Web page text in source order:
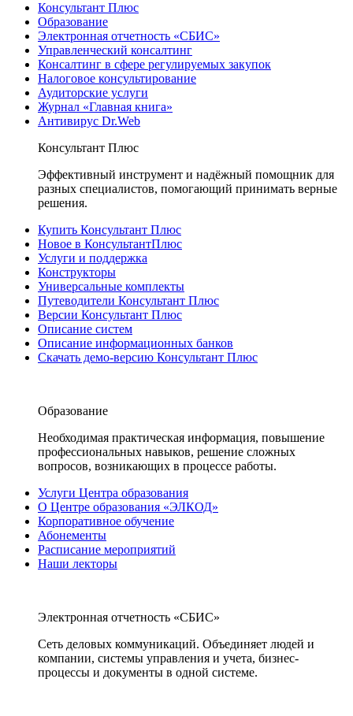
Консультант Плюс
Образование
Электронная отчетность «СБИС»
Управленческий консалтинг
Консалтинг в сфере регулируемых закупок
Налоговое консультирование
Аудиторские услуги
Журнал «Главная книга»
Антивирус Dr.Web
Консультант Плюс
Эффективный инструмент и надёжный помощник для
разных специалистов, помогающий принимать верные
решения.
Купить Консультант Плюс
Новое в КонсультантПлюс
Услуги и поддержка
Конструкторы
Универсальные комплекты
Путеводители Консультант Плюс
Версии Консультант Плюс
Описание систем
Описание информационных банков
Скачать демо-версию Консультант Плюс
Образование
Необходимая практическая информация, повышение
профессиональных навыков, решение сложных
вопросов, возникающих в процессе работы.
Услуги Центра образования
О Центре образования «ЭЛКОД»
Корпоративное обучение
Абонементы
Расписание мероприятий
Наши лекторы
Электронная отчетность «СБИС»
Сеть деловых коммуникаций. Объединяет людей и
компании, системы управления и учета, бизнес-
процессы и документы в одной системе.